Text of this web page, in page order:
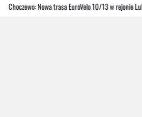
Choczewo: Nowa trasa EuroVelo 10/13 w rejonie